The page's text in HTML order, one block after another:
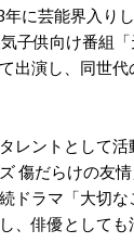
に芸能界入り
子供向け番組「
出演し、同世
レントとして
傷だらけの友
ドラマ「大切
、俳優としても